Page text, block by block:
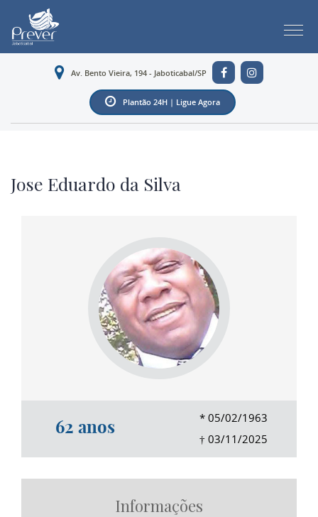
Av. Bento Vieira, 194 - Jaboticabal/SP
Plantão 24H | Ligue Agora
Jose Eduardo da Silva
62 anos
*05/02/1963
† 03/11/2025
Informações